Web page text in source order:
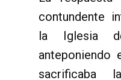
contundente
la Iglesia
anteponiendo
sacrificaba